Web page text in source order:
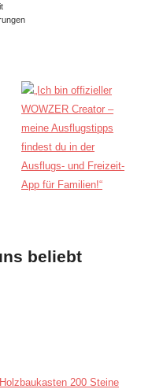
beliebt
200 Steine